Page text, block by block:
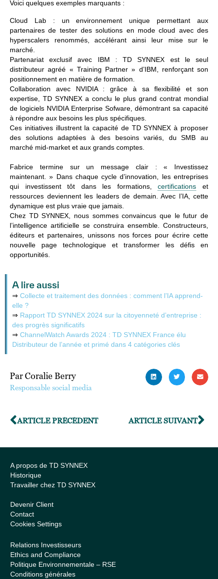
Voici quelques exemples marquants :
Cloud Lab : un environnement unique permettant aux
partenaires de tester des solutions en mode cloud avec des
hyperscalers renommés, accélérant ainsi leur mise sur le
marché.
Partenariat exclusif avec IBM : TD SYNNEX est le seul
distributeur agréé « Training Partner » d’IBM, renforçant son
positionnement en matière de formation.
Collaboration avec NVIDIA : grâce à sa flexibilité et son
expertise, TD SYNNEX a conclu le plus grand contrat mondial
de logiciels NVIDIA Enterprise Sofware, démontrant sa capacité
à répondre aux besoins les plus spécifiques.
Ces initiatives illustrent la capacité de TD SYNNEX à proposer
des solutions adaptées à des besoins variés, du SMB au
marché mid-market et aux grands comptes.
Fabrice termine sur un message clair :« Investissez
maintenant. » Dans chaque cycle d’innovation, les entreprises
qui investissent tôt dans les formations,certifications et
ressources deviennent les leaders de demain. Avec l’IA, cette
dynamique est plus vraie que jamais.
Chez TD SYNNEX, nous sommes convaincus que le futur de
l’intelligence artificielle se construira ensemble. Constructeurs,
éditeurs et partenaires, unissons nos forces pour écrire cette
nouvelle page technologique et transformer les défis en
opportunités.
A lire aussi
⇒ Collecte et traitement des données : comment l’IA apprend-
elle ?
⇒ Rapport TD SYNNEX 2024 sur la citoyenneté d’entreprise :
des progrès significatifs
⇒ ChannelWatch Awards 2024 : TD SYNNEX France élu
Distributeur de l’année et primé dans 4 catégories clés
Par Coralie Berry
Responsable social media
ARTICLE PRÉCÉDENT ARTICLE SUIVANT
A propos de TD SYNNEX
Historique
Travailler chez TD SYNNEX
Devenir Client
Contact
Cookies Settings
Relations Investisseurs
Ethics and Compliance
Politique Environnementale – RSE
Conditions générales